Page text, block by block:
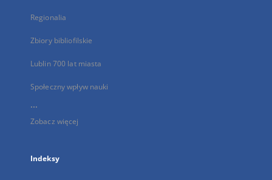
Regionalia
Zbiory bibliofilskie
Lublin 700 lat miasta
Społeczny wpływ nauki
...
Zobacz więcej
Indeksy